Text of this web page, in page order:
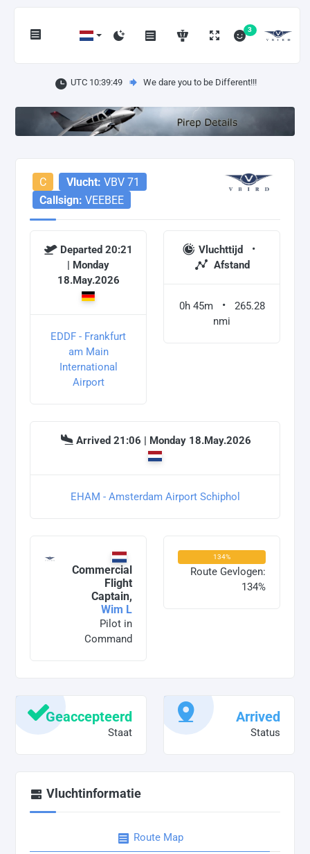
3
UTC 10:39:49 We dare you to be Different!!!
C Vlucht: VBV 71
Callsign: VEEBEE
Departed 20:21
| Monday
18.May.2026
EDDF - Frankfurt
am Main
International
Airport
Vluchttijd
Afstand
0h 45m
265.28
nmi
Arrived 21:06 | Monday 18.May.2026
EHAM - Amsterdam Airport Schiphol
Commercial
Flight
Captain,
Wim L
Pilot in
Command
134%
Route Gevlogen:
134%
Geaccepteerd
Staat
Arrived
Status
Vluchtinformatie
Route Map